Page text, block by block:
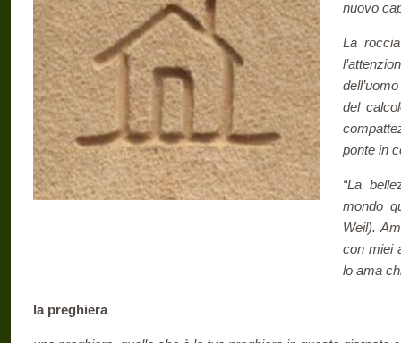
nuovo
La
del
ponte in
“La
mondo
Weil).
con miei
lo ama
la preghiera